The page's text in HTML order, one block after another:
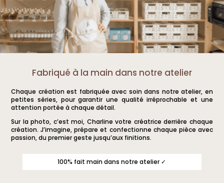
Fabriqué à la main dans notre atelier
Chaque création est fabriquée avec soin dans notre atelier, en
petites séries, pour garantir une qualité irréprochable et une
attention portée à chaque détail.
Sur la photo, c’est moi, Charline votre créatrice derrière chaque
création. J’imagine, prépare et confectionne chaque pièce avec
passion, du premier geste jusqu’aux finitions.
100% fait main dans notre atelier ✓